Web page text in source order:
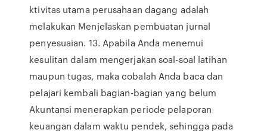
ktivitas utama perusahaan dagang adalah
melakukan Menjelaskan pembuatan jurnal
penyesuaian. 13. Apabila Anda menemui
kesulitan dalam mengerjakan soal-soal latihan
maupun tugas, maka cobalah Anda baca dan
pelajari kembali bagian-bagian yang belum
Akuntansi menerapkan periode pelaporan
keuangan dalam waktu pendek, sehingga pada